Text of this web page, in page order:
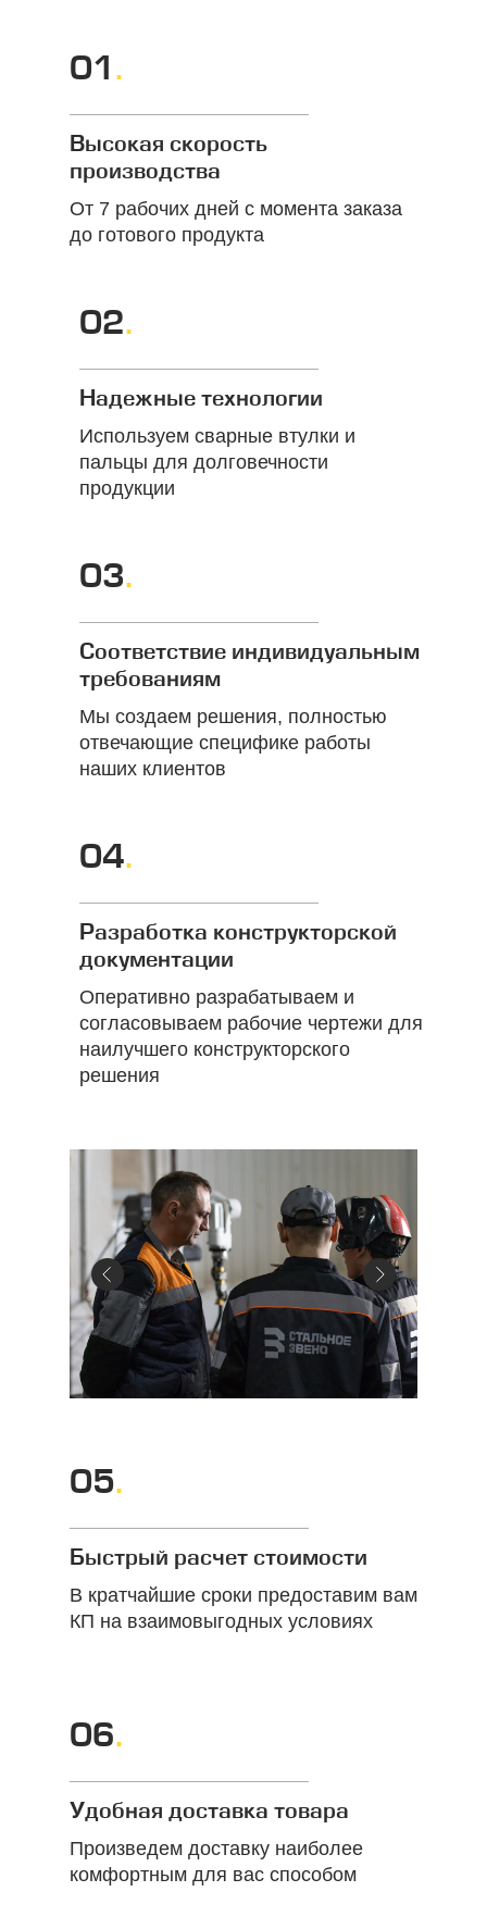
01 .
Высокая скорость
производства
От 7 рабочих дней с момента заказа
до готового продукта
02.
Надежные технологии
Используем сварные втулки и
пальцы для долговечности
продукции
03.
Соответствие индивидуальным
требованиям
Мы создаем решения, полностью
отвечающие специфике работы
наших клиентов
04.
Разработка конструкторской
документации
Оперативно разрабатываем и
согласовываем рабочие чертежи для
наилучшего конструкторского
решения
05.
Быстрый расчет стоимости
В кратчайшие сроки предоставим вам
КП на взаимовыгодных условиях
06.
Удобная доставка товара
Произведем доставку наиболее
комфортным для вас способом